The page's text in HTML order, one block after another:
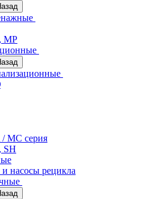
MP
MC серия
SH
насосы рецикла